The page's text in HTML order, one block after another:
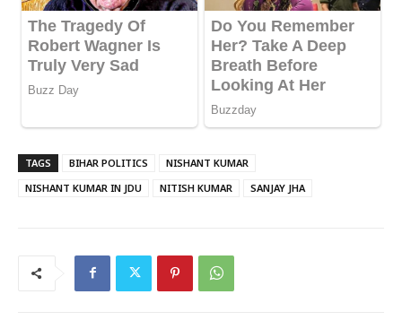
TAGS BIHAR POLITICS
NISHANT KUMAR
NISHANT KUMAR IN JDU
NITISH KUMAR SANJAY JHA